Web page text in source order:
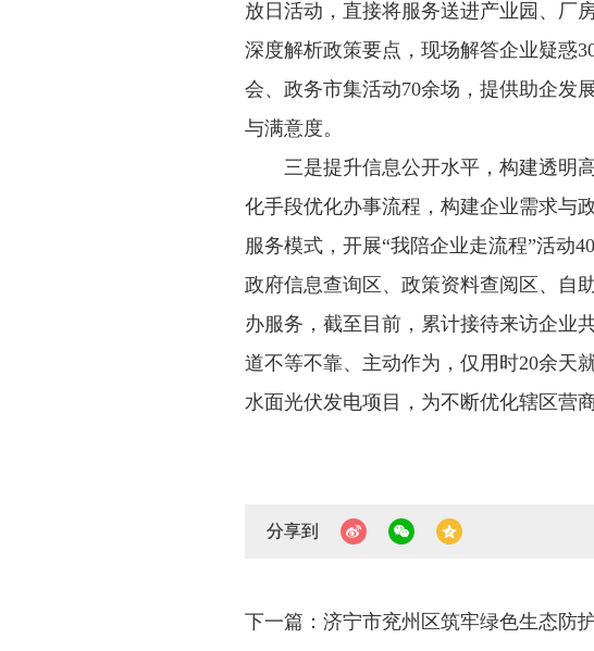
放日活动，直接将服务送进产业园、厂
深度解析政策要点，现场解答企业疑惑
会、政务市集活动70余场，提供助企发
与满意度。
三是提升信息公开水平，构建透明
化手段优化办事流程，构建企业需求与
服务模式，开展“我陪企业走流程”活动
政府信息查询区、政策资料查阅区、自
办服务，截至目前，累计接待来访企业
道不等不靠、主动作为，仅用时20余天
水面光伏发电项目，为不断优化辖区营
分享到
下一篇：济宁市兖州区筑牢绿色生态防